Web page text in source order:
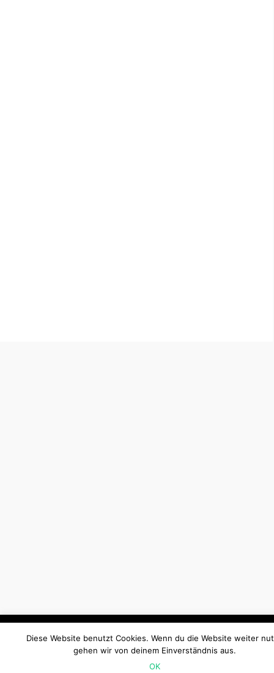
einverstanden bist. Du kannst die Cookies aber auch ablehnen!
Akzeptieren
Diese Website benutzt Cookies. Wenn du die Website weiter
gehen wir von deinem Einverständnis aus.
OK